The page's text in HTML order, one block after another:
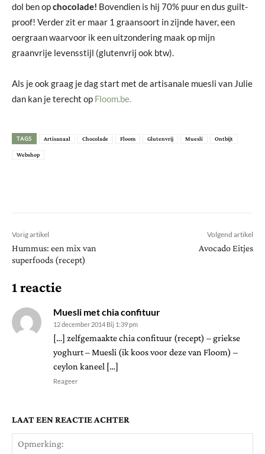
dol ben opchocolade! Bovendien is hij 70% puur en dus guilt-
proof! Verder zit er maar 1 graansoort in zijnde haver, een
oergraan waarvoor ik een uitzondering maak op mijn
graanvrije levensstijl (glutenvrij ook btw).
Als je ook graag je dag start met de artisanale muesli van Julie
dan kan je terecht op Floom.be.
TAGS Artisanaal Chocolade Floom Glutenvrij Muesli Ontbijt
Webshop
Vorig artikel
Hummus: een mix van
superfoods (recept)
Volgend artikel
Avocado Eitjes
1 reactie
Muesli met chia confituur
12 december 2014 Bij 1:39 pm
[…] zelfgemaakte chia confituur (recept) – griekse
yoghurt – Muesli (ik koos voor deze van Floom) –
ceylon kaneel […]
Reageer
LAAT EEN REACTIE ACHTER